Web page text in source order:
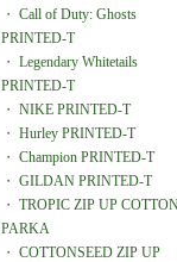
・ Call of Duty: Ghosts
PRINTED-T
・ Legendary Whitetails
PRINTED-T
・ NIKE PRINTED-T
・ Hurley PRINTED-T
・ Champion PRINTED-T
・ GILDAN PRINTED-T
・ TROPIC ZIP UP
PARKA
・ COTTONSEED ZIP UP